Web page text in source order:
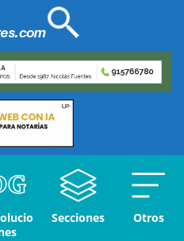
Secciones Otros